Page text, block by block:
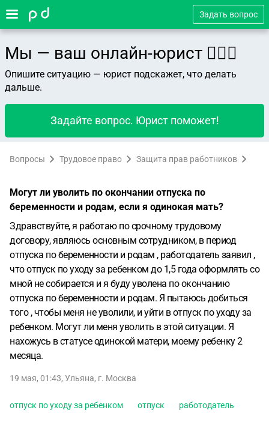
Задать вопрос
Мы — ваш онлайн-юрист 👨🏻‍⚖️
Опишите ситуацию — юрист подскажет, что делать
дальше.
Задайте вопрос. Юрист поможет!
Вопросы Трудовое право Защита прав работников
Могут ли уволить по окончании отпуска по
беременности и родам, если я одинокая мать?
Здравствуйте, я работаю по срочному трудовому
договору, являюсь основным сотрудником, в период
отпуска по беременности и родам , работодатель заявил ,
что отпуск по уходу за ребенком до 1,5 года оформлять со
мной не собирается и я буду уволена по окончанию
отпуска по беременности и родам. Я пытаюсь добиться
того , чтобы меня не уволили, и уйти в отпуск по уходу за
ребенком. Могут ли меня уволить в этой ситуации. Я
нахожусь в статусе одинокой матери, моему ребенку 2
месяца.
19 мая, 01:43, Ульяна, г. Москва
отпуск по уходу за ребенком отпуск работодатель